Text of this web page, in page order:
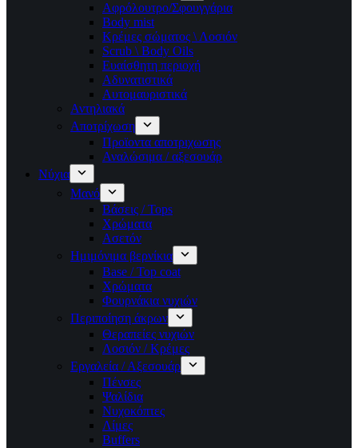
Αφρόλουτρο/Σφουγγάρια
Body mist
Κρέμες σώματος \ Λοσιόν
Scrub \ Body Oils
Ευαίσθητη περιοχή
Αδυνατιστικά
Αυτομαυριστικά
Αντηλιακά
Αποτρίχωση
Προϊοντα αποτριχωσης
Αναλώσιμα / αξεσουάρ
Νύχια
Μανό
Βάσεις / Tops
Χρώματα
Ασετόν
Ημιμόνιμα βερνίκια
Base / Top coat
Χρώματα
Φουρνάκια νυχιών
Περιποίηση άκρων
Θεραπείες νυχιών
Λοσιόν / Κρέμες
Εργαλεία / Αξεσουάρ
Πένσες
Ψαλίδια
Νυχοκόπτες
Λίμες
Buffers